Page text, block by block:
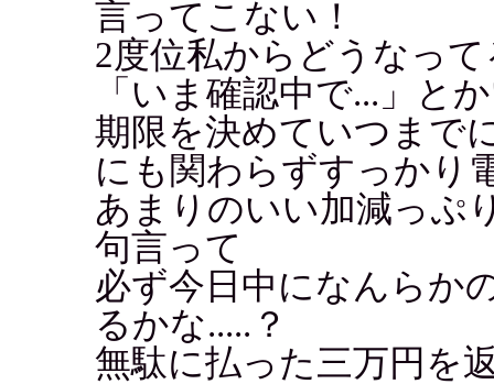
言ってこない！
2度位私からどうなっ
「いま確認中で...」と
期限を決めていつまで
にも関わらずすっかり
あまりのいい加減っぷ
句言って
必ず今日中になんらか
るかな.....？
無駄に払った三万円を